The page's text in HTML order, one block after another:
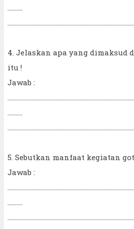
4. Jelaskan apa yang dimaksud
itu !
Jawab :
5. Sebutkan manfaat kegiatan
Jawab :